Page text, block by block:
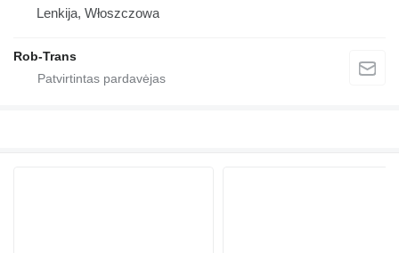
Lenkija, Włoszczowa
Rob-Trans